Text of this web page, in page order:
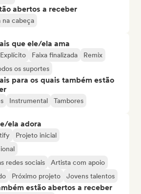
abertos a receber
na cabeça
que ele/ela ama
Explícito Faixa finalizada
Remix
os suportes
para os quais também estão
Instrumental Tambores
ela adora
Projeto inicial
redes sociais
Artista com apoio
Próximo projeto Jovens talentos
estão abertos a receber